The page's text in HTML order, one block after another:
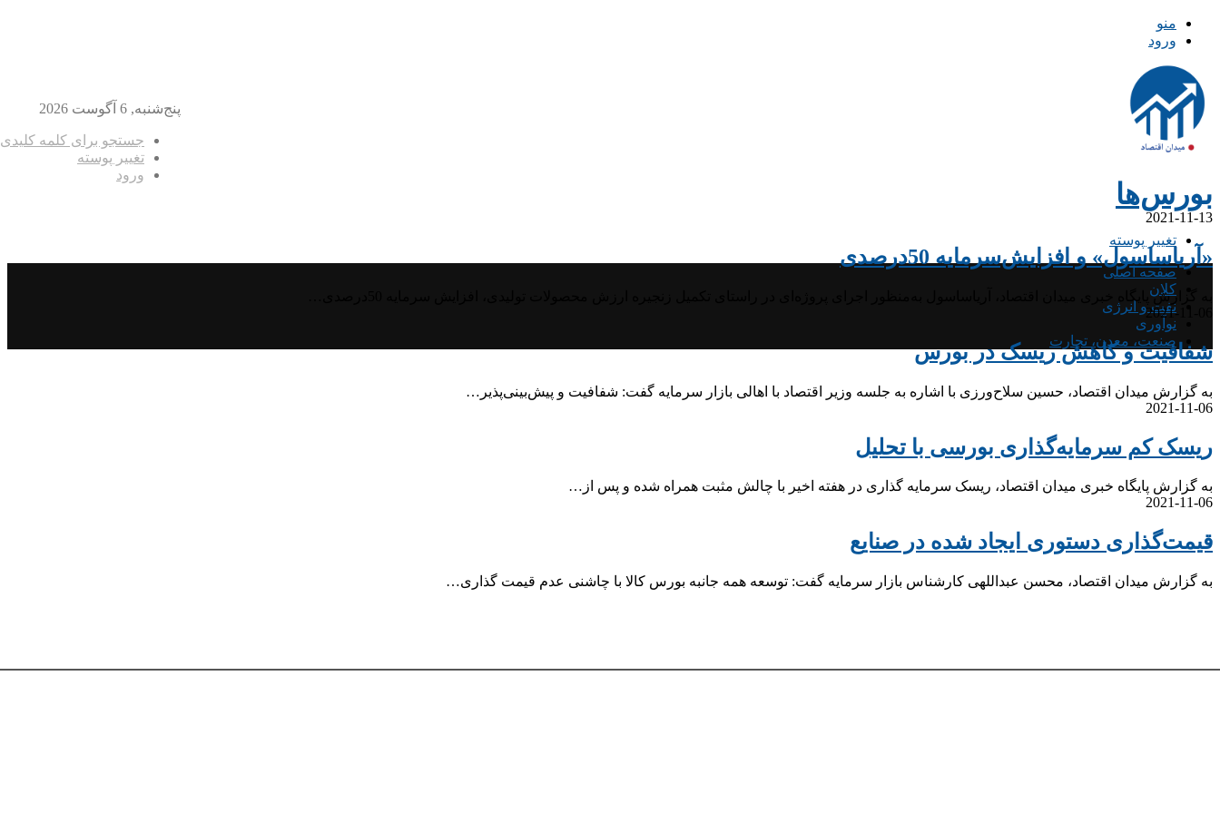
منو
ورود
بورس‌ها
تغییر پوسته
صفحه اصلی
کلان
نفت و انرژی
نوآوری
صنعت، معدن، تجارت
پنج‌شنبه, 6 آگوست 2026
جستجو برای کلمه کلیدی
تغییر پوسته
ورود
2021-11-13
«آریاساسول» و افزایش‌سرمایه 50درصدی
به گزارش پایگاه خبری میدان اقتصاد، آریاساسول به‌منظور اجرای پروژه‌ای در راستای تکمیل زنجیره ارزش محصولات تولیدی، افزایش سرمایه 50درصدی…
2021-11-06
شفافیت و کاهش ریسک در بورس
به گزارش میدان اقتصاد، حسین سلاح‌ورزی با اشاره به جلسه وزیر اقتصاد با اهالی بازار سرمایه گفت: شفافیت و پیش‌بینی‌پذیر…
2021-11-06
ریسک کم سرمایه‌گذاری بورسی با تحلیل
به گزارش پایگاه خبری میدان اقتصاد، ریسک‌ سرمایه گذاری در هفته اخیر با چالش مثبت همراه شده و پس از…
2021-11-06
قیمت‌گذاری دستوری ایجاد شده در صنایع
به گزارش میدان اقتصاد، محسن عبداللهی کارشناس بازار سرمایه گفت: توسعه همه جانبه بورس کالا با چاشنی عدم قیمت گذاری…